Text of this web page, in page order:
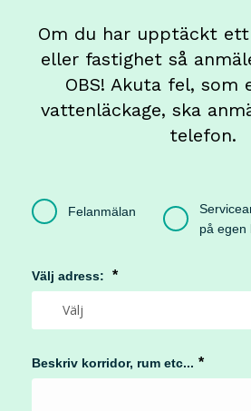
Om du har upptäckt
eller fastighet så
OBS! Akuta fel, som
vattenläckage, ska
telefon.